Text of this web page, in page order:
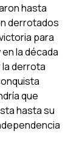
hasta
derrotados
para
la década
la derrota
que
hasta su